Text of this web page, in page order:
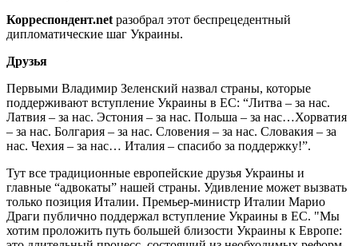
Корреспондент.net разобрал этот беспрецедентный
дипломатические шаг Украины.
Друзья
Первыми Владимир Зеленский назвал страны, которые
поддерживают вступление Украины в ЕС: “Литва – за нас.
Латвия – за нас. Эстония – за нас. Польша – за нас…Хорватия
– за нас. Болгария – за нас. Словения – за нас. Словакия – за
нас. Чехия – за нас… Италия – спасибо за поддержку!”.
Тут все традиционные европейские друзья Украины и
главные “адвокаты” нашей страны. Удивление может вызвать
только позиция Италии. Премьер-министр Италии Марио
Драги публично поддержал вступление Украины в ЕС. "Мы
хотим проложить путь большей близости Украины к Европе: